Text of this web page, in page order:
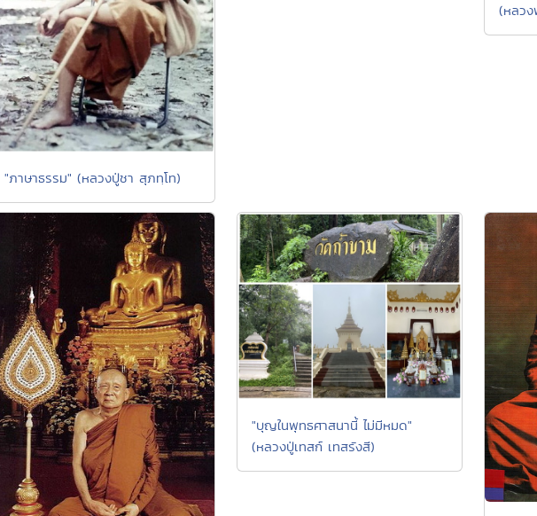
"ภาษาธรรม" (หลวงปู่ชา สุภทฺโท)
(หลว
"บุญในพุทธศาสนานี้ ไม่มีหมด"
(หลวงปู่เทสก์ เทสรังสี)